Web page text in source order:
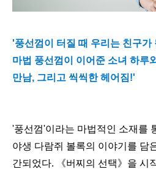
'풍선껌이 터질 때 우리는 친구가
마법 풍선껌이 이어준 소녀 하루
만남, 그리고 씩씩한 헤어짐!'
'풍선껌'이라는 마법적인 소재를
야생 다람쥐 볼록의 이야기를 담
간되었다.
《버찌의 선택》 을 시